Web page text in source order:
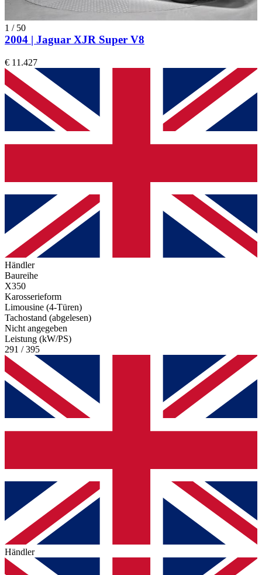
1 / 50
2004 | Jaguar XJR Super V8
€ 11.427
Händler
Baureihe
X350
Karosserieform
Limousine (4-Türen)
Tachostand (abgelesen)
Nicht angegeben
Leistung (kW/PS)
291 / 395
Händler